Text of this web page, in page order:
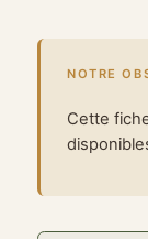
NOTRE
Cette